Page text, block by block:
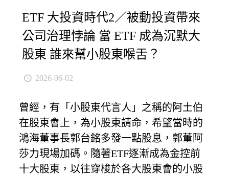
ETF 大投資時代2／被動投資帶來
公司治理悖論 當 ETF 成為沉默大
股東 誰來幫小股東喉舌？
2026-06-02
曾經，有「小股東代言人」之稱的阿土伯
在股東會上，為小股東請命，希望當時的
鴻海董事長郭台銘多發一點股息，郭董阿
莎力現場加碼。隨著ETF逐漸成為金控前
十大股東，以往穿梭於各大股東會的小股